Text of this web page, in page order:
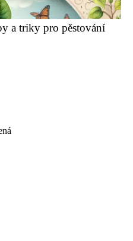
a triky pro pěstování